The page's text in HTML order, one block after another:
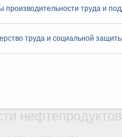
производительности труда и
труда и социальной
№1999-р и распоряжение от
30 июля, четверг
временный
и утвердило
нефтепродуктов